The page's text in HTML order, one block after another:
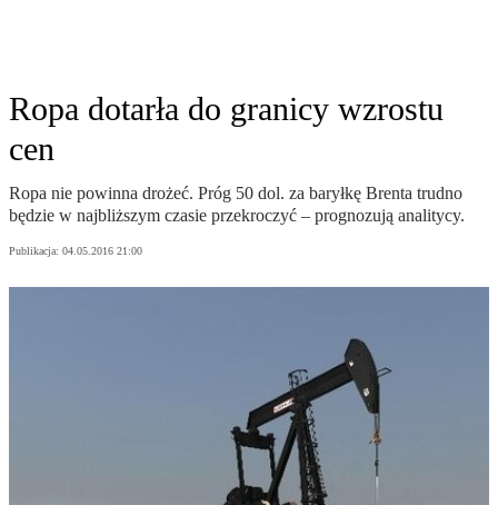
Ropa dotarła do granicy wzrostu
cen
Ropa nie powinna drożeć. Próg 50 dol. za baryłkę Brenta trudno
będzie w najbliższym czasie przekroczyć – prognozują analitycy.
Publikacja: 04.05.2016 21:00